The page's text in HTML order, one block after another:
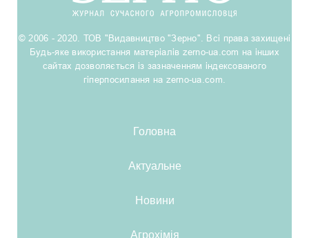
© 2006 - 2020. ТОВ "Видавництво "Зерно". Всі права захищені
Будь-яке використання матеріалів zerno-ua.com на інших
сайтах дозволяється із зазначенням індексованого
гіперпосилання на zerno-ua.com.
Головна
Актуальне
Новини
Агрохімія